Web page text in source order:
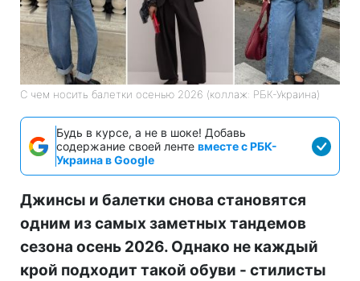
С чем носить балетки осенью 2026 (коллаж: РБК-Украина)
Будь в курсе, а не в шоке! Добавь
содержание своей ленте вместе с РБК-
Украина в Google
Джинсы и балетки снова становятся
одним из самых заметных тандемов
сезона осень 2026. Однако не каждый
крой подходит такой обуви - стилисты